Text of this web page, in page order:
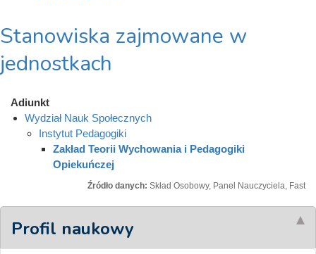
Stanowiska zajmowane w
jednostkach
Adiunkt
Wydział Nauk Społecznych
Instytut Pedagogiki
Zakład Teorii Wychowania i Pedagogiki
Opiekuńczej
Źródło danych: Skład Osobowy, Panel Nauczyciela, Fast
Profil naukowy